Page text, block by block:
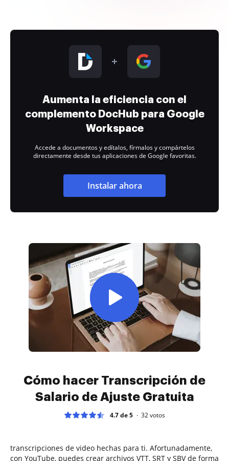
Aumenta la eficiencia con el
complemento DocHub para Google
Workspace
Accede a documentos y edítalos, fírmalos y compártelos
directamente desde tus aplicaciones de Google favoritas.
Instalar ahora
Cómo hacer Transcripción de
Salario de Ajuste Gratuita
4.7 de 5 32votos
transcripciones de video hechas para ti. Afortunadamente,
con YouTube, puedes crear archivos VTT, SRT y SBV de forma